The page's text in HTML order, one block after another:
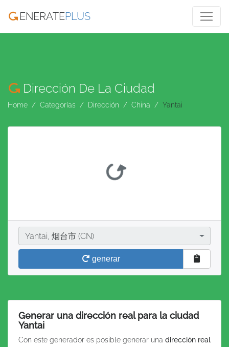
ENERATEPLUS
Dirección De La Ciudad
Home Categorías Dirección China Yantai
Ciudad
Yantai, 烟台市 (CN)
generar
Generar una dirección real para la ciudad
Yantai
Con este generador es posible generar una dirección real